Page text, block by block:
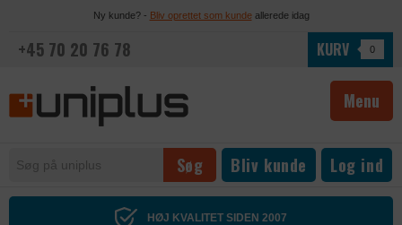
Ny kunde? - Bliv oprettet som kundeallerede idag
+45 70 20 76 78 KURV 0
Menu
Bliv kunde Log ind
HØJ KVALITET SIDEN 2007